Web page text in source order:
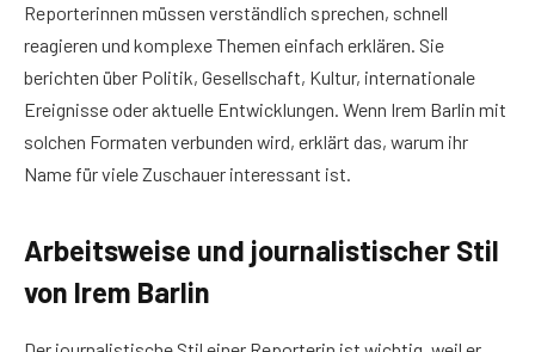
Reporterinnen müssen verständlich sprechen, schnell
reagieren und komplexe Themen einfach erklären. Sie
berichten über Politik, Gesellschaft, Kultur, internationale
Ereignisse oder aktuelle Entwicklungen. Wenn Irem Barlin mit
solchen Formaten verbunden wird, erklärt das, warum ihr
Name für viele Zuschauer interessant ist.
Arbeitsweise und journalistischer Stil
von Irem Barlin